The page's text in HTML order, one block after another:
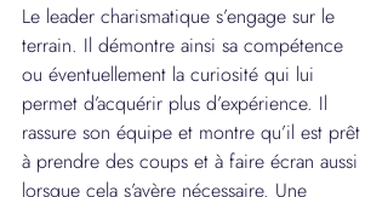
Le leader charismatique s’engage sur le
terrain. Il démontre ainsi sa compétence
ou éventuellement la curiosité qui lui
permet d’acquérir plus d’expérience. Il
rassure son équipe et montre qu’il est prêt
à prendre des coups et à faire écran aussi
lorsque cela s’avère nécessaire. Une